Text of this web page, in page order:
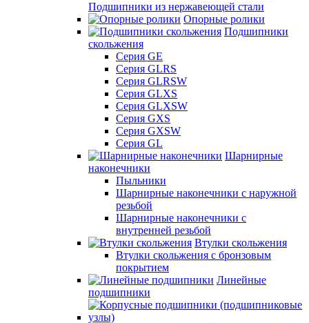
Подшипники из нержавеющей стали
Опорные ролики
Подшипники
скольжения
Серия GE
Серия GLRS
Серия GLRSW
Серия GLXS
Серия GLXSW
Серия GXS
Серия GXSW
Серия GL
Шарнирные
наконечники
Пыльники
Шарнирные наконечники с наружной
резьбой
Шарнирные наконечники с
внутренней резьбой
Втулки скольжения
Втулки скольжения с бронзовым
покрытием
Линейные
подшипники